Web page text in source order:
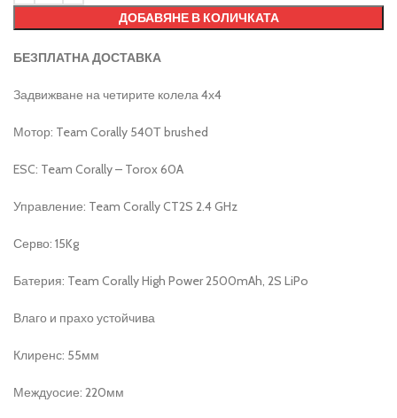
ДОБАВЯНЕ В КОЛИЧКАТА
БЕЗПЛАТНА ДОСТАВКА
Задвижване на четирите колела 4х4
Мотор: Team Corally 540Т brushed
ESC: Team Corally – Torox 60A
Управление: Team Corally CT2S 2.4 GHz
Серво: 15Kg
Батерия: Team Corally High Power 2500mAh, 2S LiPo
Влаго и прахо устойчива
Клиренс: 55мм
Междуосие: 220мм